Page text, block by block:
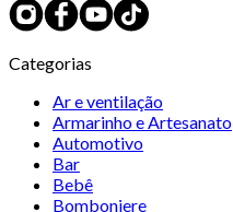
Categorias
Ar e ventilação
Armarinho e Artesanato
Automotivo
Bar
Bebê
Bomboniere